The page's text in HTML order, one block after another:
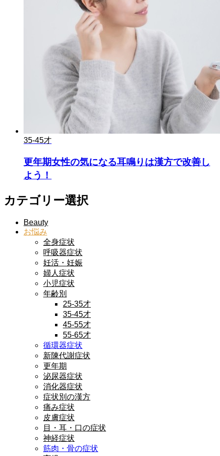
35-45才
更年期女性の気になる耳鳴りは漢方で改善し
よう！
カテゴリー選択
Beauty
お悩み
全身症状
呼吸器症状
妊活・妊娠
婦人症状
小児症状
年齢別
25-35才
35-45才
45-55才
55-65才
循環器症状
新陳代謝症状
更年期
泌尿器症状
消化器症状
症状別の漢方
痛み症状
皮膚症状
目・耳・口の症状
神経症状
筋肉・骨の症状